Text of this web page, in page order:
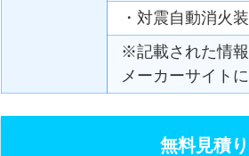
・対震自動消火
※記載された情
メーカーサイト
無料見積